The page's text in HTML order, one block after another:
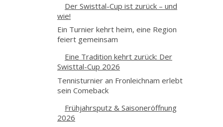
Der Swisttal-Cup ist zurück – und
wie!
Ein Turnier kehrt heim, eine Region
feiert gemeinsam
Eine Tradition kehrt zurück: Der
Swisttal-Cup 2026
Tennisturnier an Fronleichnam erlebt
sein Comeback
Frühjahrsputz & Saisoneröffnung
2026